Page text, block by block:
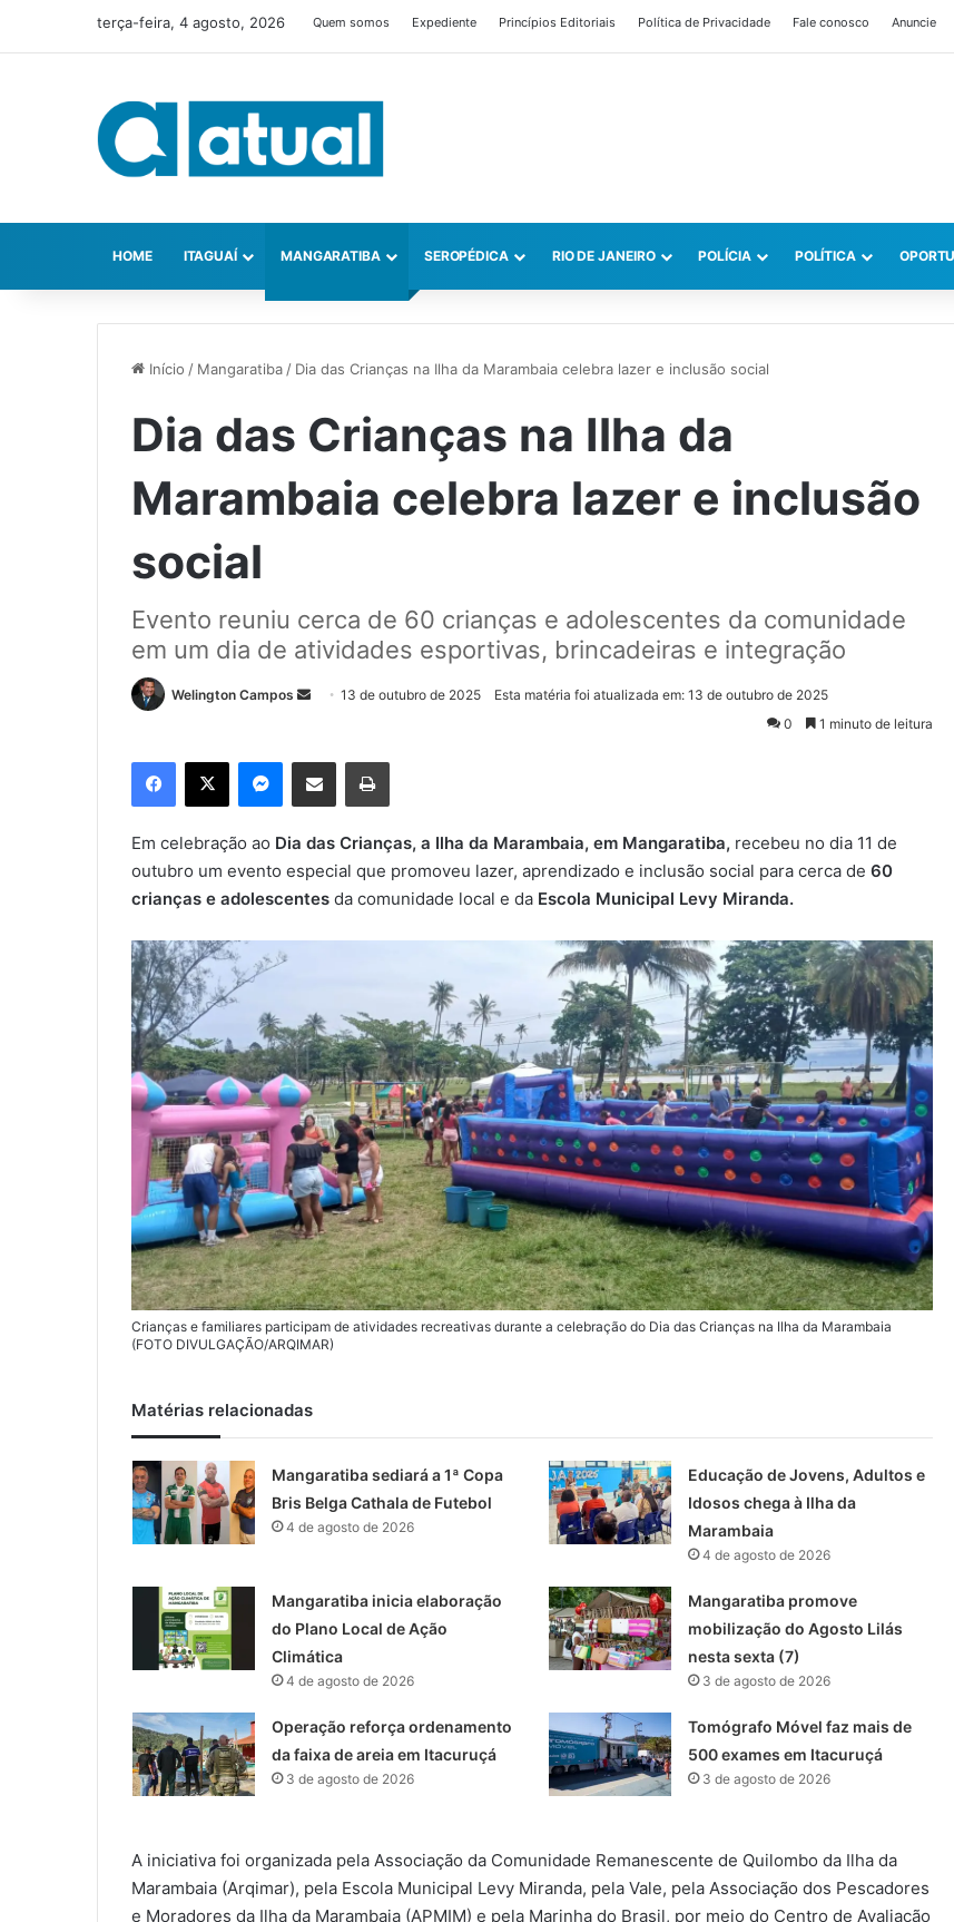
terça-feira, 4 agosto, 2026 Quem somos Expediente Princípios Editoriais Política de Privacidade Fale conosco Anuncie
HOME ITAGUAÍ MANGARATIBA SEROPÉDICA RIO DE JANEIRO POLÍCIA POLÍTICA
Início / Mangaratiba/ Dia das Crianças na Ilha da Marambaia celebra lazer e inclusão social
Dia das Crianças na Ilha da
Marambaia celebra lazer e inclusão
social
Evento reuniu cerca de 60 crianças e adolescentes da comunidade
em um dia de atividades esportivas, brincadeiras e integração
Welington Campos
d
m
e
-
l
13 de outubro de 2025
Esta matéria foi atualizada em: 13 de outubro de 2025
0
1 minuto de leitura
Em celebração ao Dia das Crianças, a Ilha da Marambaia, em Mangaratiba, recebeu no dia 11 de
outubro um evento especial que promoveu lazer, aprendizado e inclusão social para cerca de 60
crianças e adolescentes da comunidade local e da Escola Municipal Levy Miranda.
Crianças e familiares participam de atividades recreativas durante a celebração do Dia das Crianças na Ilha da Marambaia
(FOTO DIVULGAÇÃO/ARQIMAR)
Matérias relacionadas
Mangaratiba sediará a 1ª Copa
Bris Belga Cathala de Futebol
4 de agosto de 2026
Educação de Jovens, Adultos e
Idosos chega à Ilha da
Marambaia
4 de agosto de 2026
Mangaratiba inicia elaboração
do Plano Local de Ação
Climática
4 de agosto de 2026
Mangaratiba promove
mobilização do Agosto Lilás
nesta sexta (7)
3 de agosto de 2026
Operação reforça ordenamento
da faixa de areia em Itacuruçá
3 de agosto de 2026
Tomógrafo Móvel faz mais de
500 exames em Itacuruçá
3 de agosto de 2026
A iniciativa foi organizada pela Associação da Comunidade Remanescente de Quilombo da Ilha da
Marambaia (Arqimar), pela Escola Municipal Levy Miranda, pela Vale, pela Associação dos Pescadores
e Moradores da Ilha da Marambaia (APMIM) e pela Marinha do Brasil, por meio do Centro de Avaliação